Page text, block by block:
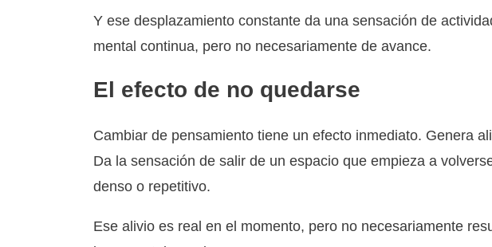
Y ese desplazamiento constante da una sensación de
mental continua, pero no necesariamente de avance.
El efecto de no quedarse
Cambiar de pensamiento tiene un efecto inmediato. Genera
Da la sensación de salir de un espacio que empieza a
denso o repetitivo.
Ese alivio es real en el momento, pero no necesariamente